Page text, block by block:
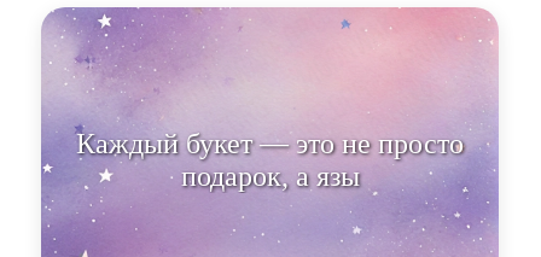
Каждый букет — это не просто
подарок, а язык, в котором
сплетаются истор